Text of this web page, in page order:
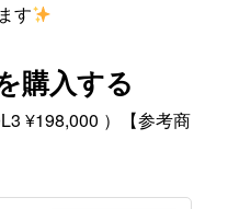
す
購入する
¥198,000 ）【参考商